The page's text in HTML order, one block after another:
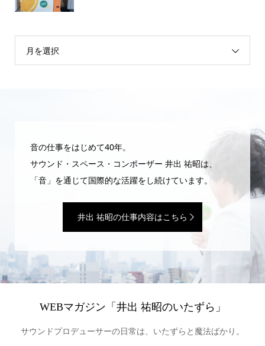
月を選択
音の仕事をはじめて40年。
サウンド・スペース・コンポーザー 井出 祐昭は、
「音」を通じて国際的な活躍をし続けています。
井出 祐昭の仕事内容はこちら
WEBマガジン「井出 祐昭のいたずら」
サウンドプロデューサーの日常は、いたずらと魔法ばかり。